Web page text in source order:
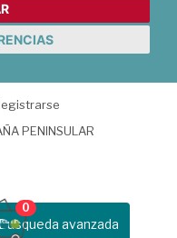
PENINSULAR
avanzada
0